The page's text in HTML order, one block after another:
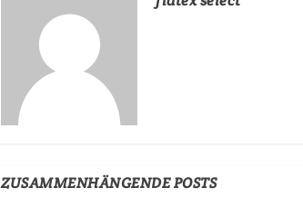
ZUSAMMENHÄNGENDE POSTS